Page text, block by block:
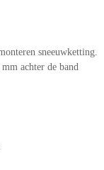
sneeuwketting.
achter de band